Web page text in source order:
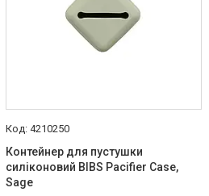
4210250
Контейнер для пустушки
силіконовий BIBS Pacifier Case,
Sage